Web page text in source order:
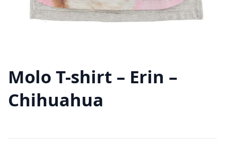
Molo T-shirt – Erin –
Chihuahua